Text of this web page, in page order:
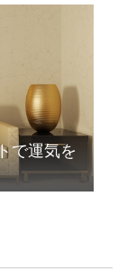
で運気を